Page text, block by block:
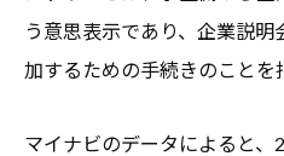
う意思表示であり、企業説
加するための手続きのことを
マイナビのデータによると、